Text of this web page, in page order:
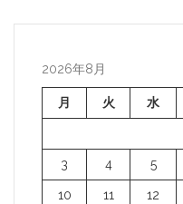
ゲ
ー
シ
ョ
ン
2026年8月
月 火 水
3 4 5
10 11 12